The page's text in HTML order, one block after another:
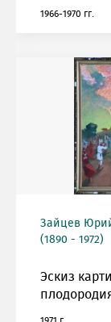
1966-1970 гг.
Зайцев
(1890 - 1972)
Эскиз